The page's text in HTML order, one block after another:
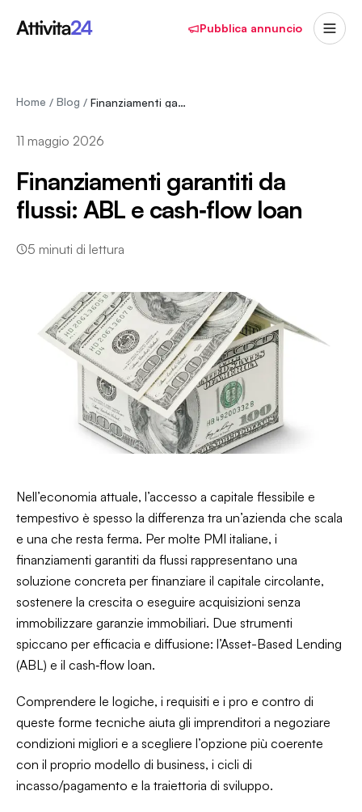
Pubblica annuncio
Home / Blog / Finanziamenti garantiti da flussi: ABL e cash‑…
11 maggio 2026
Finanziamenti garantiti da
flussi: ABL e cash‑flow loan
5 minuti di lettura
Nell’economia attuale, l’accesso a capitale flessibile e
tempestivo è spesso la differenza tra un’azienda che scala
e una che resta ferma. Per molte PMI italiane, i
finanziamenti garantiti da flussi rappresentano una
soluzione concreta per finanziare il capitale circolante,
sostenere la crescita o eseguire acquisizioni senza
immobilizzare garanzie immobiliari. Due strumenti
spiccano per efficacia e diffusione: l’Asset-Based Lending
(ABL) e il cash‑flow loan.
Comprendere le logiche, i requisiti e i pro e contro di
queste forme tecniche aiuta gli imprenditori a negoziare
condizioni migliori e a scegliere l’opzione più coerente
con il proprio modello di business, i cicli di
incasso/pagamento e la traiettoria di sviluppo.